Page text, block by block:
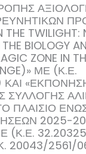
THE TWILIGHT:
BIOLOGY
ZONE IN
ΜΕ (Κ.Ε.
ΚΑΙ
ΠΛΑΙΣΙΟ
2025-
(Κ.Ε.
20043/2561/